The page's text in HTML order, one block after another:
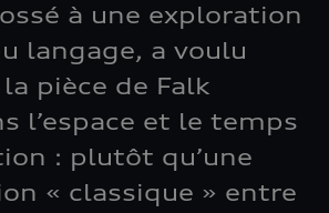
à une exploration
langage, a voulu
pièce de Falk
l’espace et le temps
: plutôt qu’une
« classique » entre